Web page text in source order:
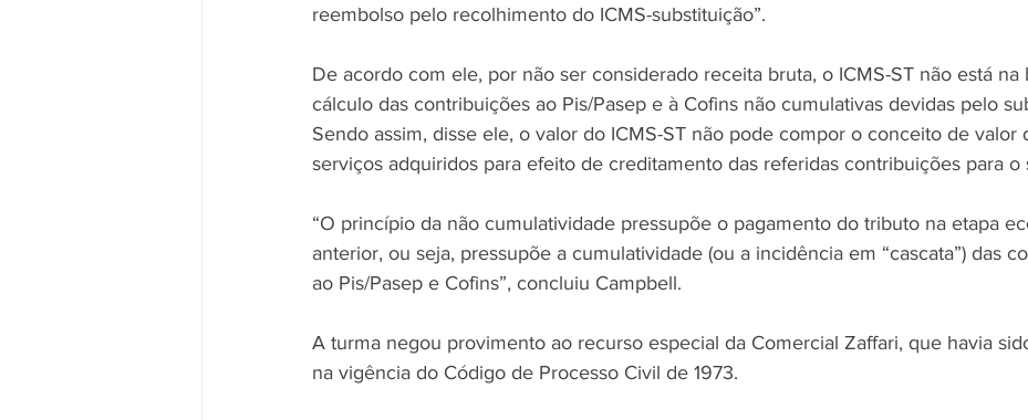
reembolso pelo recolhimento do ICMS-substituição”.
De acordo com ele, por não ser considerado receita bruta, o ICMS-ST não está na
cálculo das contribuições ao Pis/Pasep e à Cofins não cumulativas devidas pelo
Sendo assim, disse ele, o valor do ICMS-ST não pode compor o conceito de valor
serviços adquiridos para efeito de creditamento das referidas contribuições para o
“O princípio da não cumulatividade pressupõe o pagamento do tributo na etapa
anterior, ou seja, pressupõe a cumulatividade (ou a incidência em “cascata”) das
ao Pis/Pasep e Cofins”, concluiu Campbell.
A turma negou provimento ao recurso especial da Comercial Zaffari, que havia
na vigência do Código de Processo Civil de 1973.